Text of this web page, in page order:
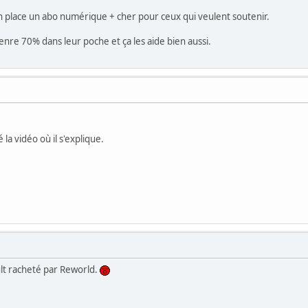
un abo numérique + cher pour ceux qui veulent soutenir.
70% dans leur poche et ça les aide bien aussi.
vidéo où il s'explique.
racheté par Reworld.